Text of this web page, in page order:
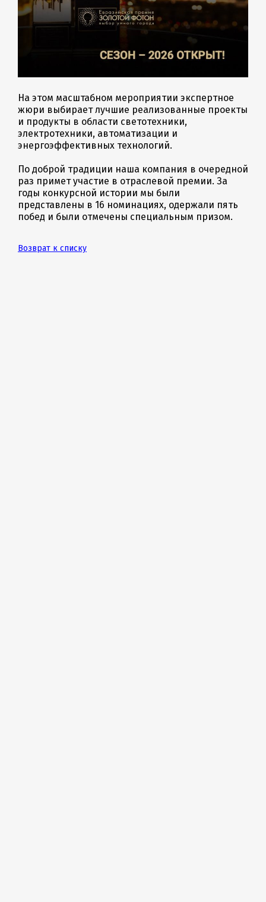
На этом масштабном мероприятии экспертное
жюри выбирает лучшие реализованные проекты
и продукты в области светотехники,
электротехники, автоматизации и
энергоэффективных технологий.
По доброй традиции наша компания в очередной
раз примет участие в отраслевой премии. За
годы конкурсной истории мы были
представлены в 16 номинациях, одержали пять
побед и были отмечены специальным призом.
Возврат к списку